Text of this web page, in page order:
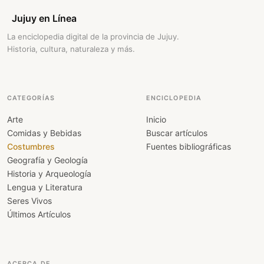
Jujuy en Línea
La enciclopedia digital de la provincia de Jujuy.
Historia, cultura, naturaleza y más.
CATEGORÍAS
Arte
Comidas y Bebidas
Costumbres
Geografía y Geología
Historia y Arqueología
Lengua y Literatura
Seres Vivos
Últimos Artículos
ENCICLOPEDIA
Inicio
Buscar artículos
Fuentes bibliográficas